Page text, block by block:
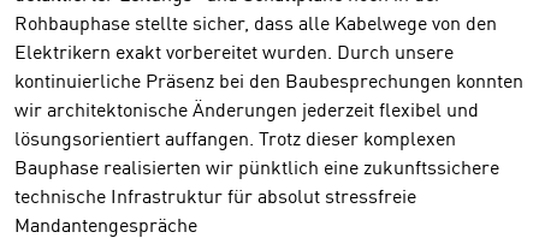
Rohbauphase stellte sicher, dass alle Kabelwege von den
Elektrikern exakt vorbereitet wurden. Durch unsere
kontinuierliche Präsenz bei den Baubesprechungen konnten
wir architektonische Änderungen jederzeit flexibel und
lösungsorientiert auffangen. Trotz dieser komplexen
Bauphase realisierten wir pünktlich eine zukunftssichere
technische Infrastruktur für absolut stressfreie
Mandantengespräche